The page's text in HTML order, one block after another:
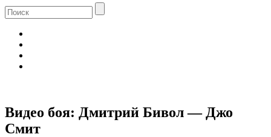
Видео боя: Дмитрий Бивол — Джо
Смит